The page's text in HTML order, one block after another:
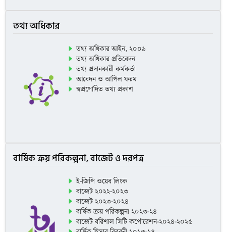
তথ্য অধিকার
তথ্য অধিকার আইন, ২০০৯
তথ্য অধিকার প্রতিবেদন
তথ্য প্রদানকারী কর্মকর্তা
আবেদন ও আপিল ফরম
স্বপ্রণোদিত তথ্য প্রকাশ
বার্ষিক ক্রয় পরিকল্পনা, বাজেট ও দরপত্র
ই-জিপি ওয়েব লিংক
বাজেট ২০২২-২০২৩
বাজেট ২০২৩-২০২৪
বার্ষিক ক্রয় পরিকল্পনা ২০২৩-২৪
বাজেট বরিশাল সিটি কর্পোরেশন-২০২৪-২০২৫